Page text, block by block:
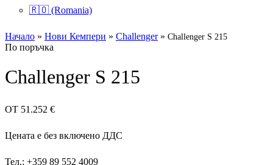
🇷🇴 (Romania)
Начало » Нови Кемпери » Challenger» Challenger S 215
По поръчка
Challenger S 215
ОТ 51.252 €
Цената е без включено ДДС
Тел.: +359 89 552 4009